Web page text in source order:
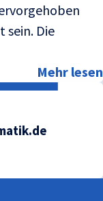
sein. Die
Mehr lesen